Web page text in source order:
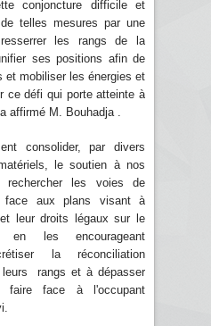
conjoncture difficile et
telles mesures par une
les rangs de la
ses positions afin de
et mobiliser les énergies et
ce défi qui porte atteinte à
affirmé M. Bouhadja .
consolider, par divers
le soutien à nos
rechercher les voies de
face aux plans visant à
leur droits légaux sur le
en les encourageant
la réconciliation
leurs rangs et à dépasser
faire face à l'occupant